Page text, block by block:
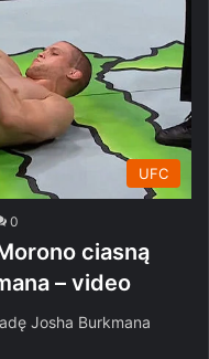
UFC
0
ciasną
– video
Josha Burkmana